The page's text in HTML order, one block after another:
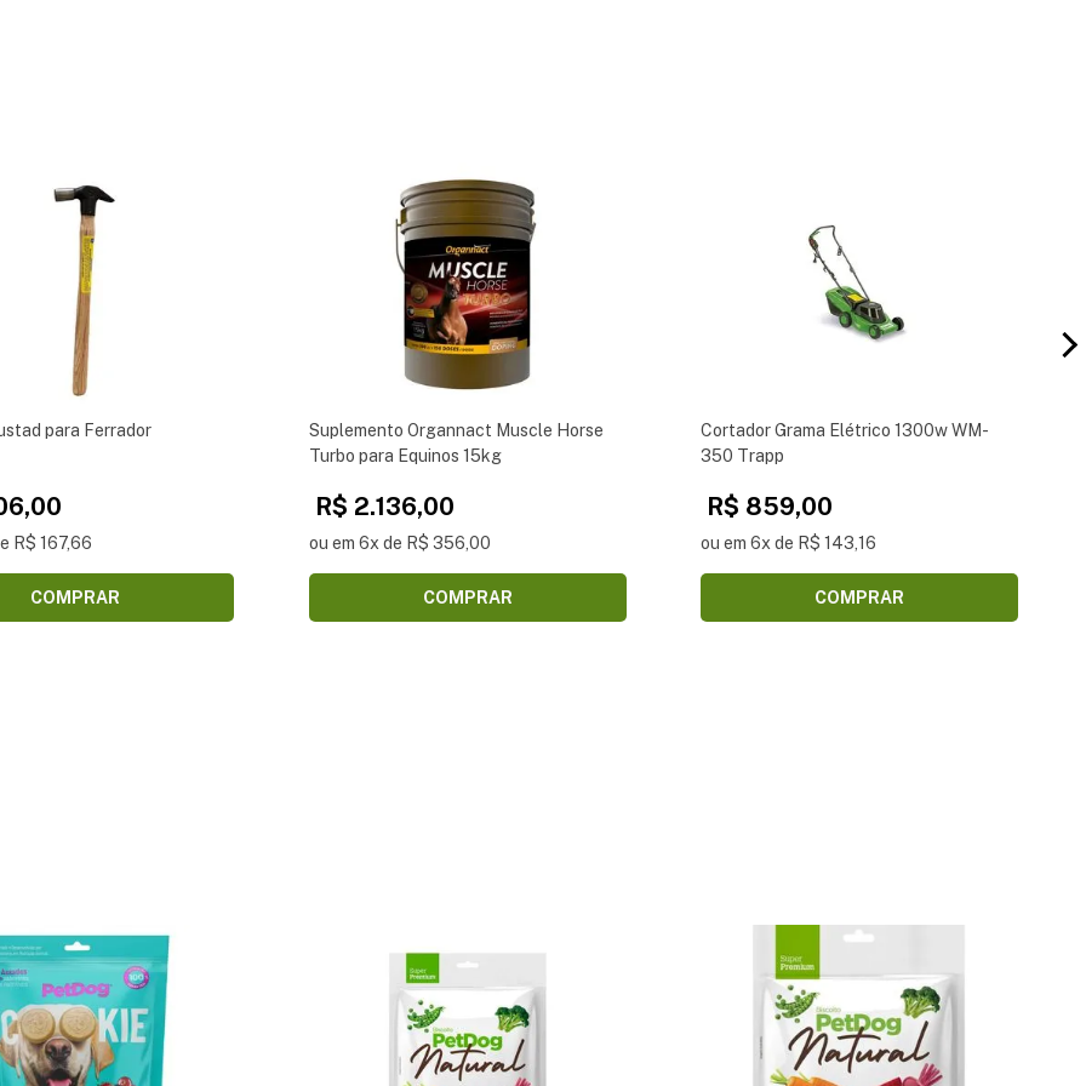
para Ferrador
R$ 167,66
COMPRAR
Suplemento Organnact Muscle Horse
Turbo para Equinos 15kg
R$ 2.136,00
ou em 6x de R$ 356,00
COMPRAR
Cortador Grama Elétrico 1300w WM-
350 Trapp
R$ 859,00
ou em 6x de R$ 143,16
COMPRAR